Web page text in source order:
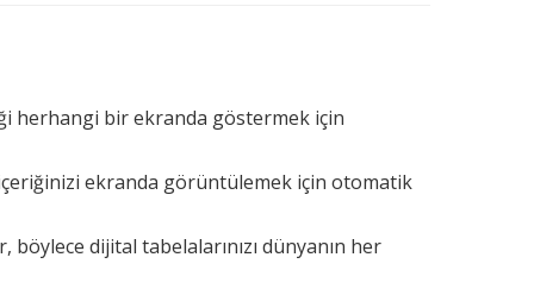
herhangi bir ekranda göstermek için
ekranda görüntülemek için otomatik
dijital tabelalarınızı dünyanın her